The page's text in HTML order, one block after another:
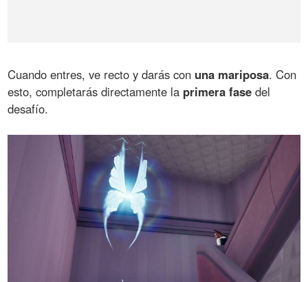
Cuando entres, ve recto y darás con una mariposa. Con
esto, completarás directamente la primera fase del
desafío.